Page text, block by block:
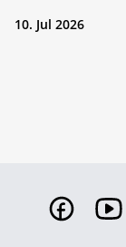
10. Jul 2026